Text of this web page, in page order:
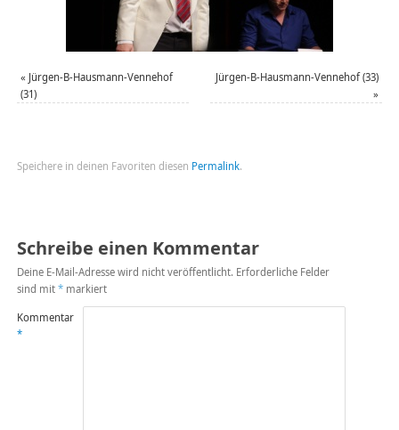
« Jürgen-B-Hausmann-Vennehof
(31)
Jürgen-B-Hausmann-Vennehof (33)
»
Speichere in deinen Favoriten diesen Permalink.
Schreibe einen Kommentar
Deine E-Mail-Adresse wird nicht veröffentlicht. Erforderliche Felder
sind mit *markiert
Kommentar
*